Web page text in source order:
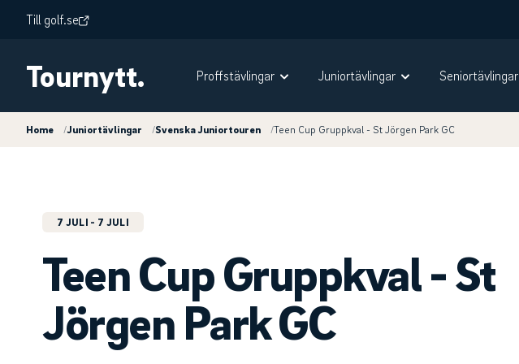
Till golf.se
Tournytt. Proffstävlingar Juniortävlingar Seniortävlingar
Home /Juniortävlingar /Svenska Juniortouren /Teen Cup Gruppkval - St Jörgen Park GC
7 JULI - 7 JULI
Teen Cup Gruppkval - St
Jörgen Park GC